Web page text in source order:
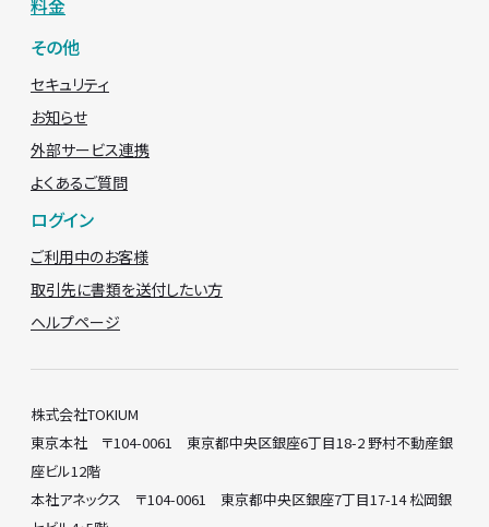
料金
その他
セキュリティ
お知らせ
外部サービス連携
よくあるご質問
ログイン
ご利用中のお客様
取引先に書類を送付したい方
ヘルプページ
株式会社TOKIUM
東京本社 〒104-0061 東京都中央区銀座6丁目18-2 野村不動産銀
座ビル12階
本社アネックス 〒104-0061 東京都中央区銀座7丁目17-14 松岡銀